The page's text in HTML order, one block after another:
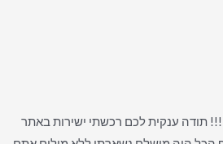
תודה ענקית לכם רכשתי ישירות באתר